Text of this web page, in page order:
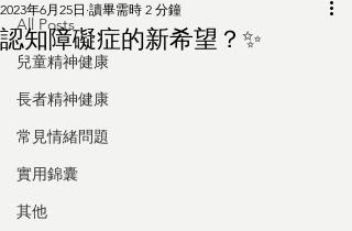
All Posts
兒童精神健康
長者精神健康
常見情緒問題
實用錦囊
其他
認知障礙症的新希望？✨
2023年6月25日 讀畢需時 2 分鐘